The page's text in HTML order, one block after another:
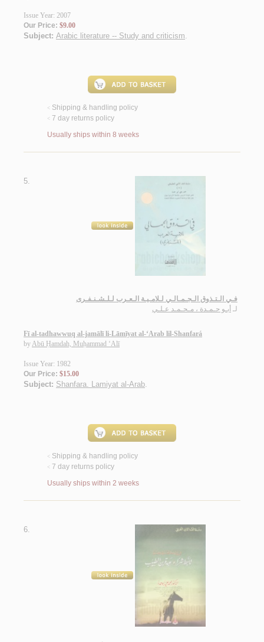
Issue Year: 2007
Our Price: $9.00
Subject: Arabic literature -- Study and criticism.
< Shipping & handling policy
< 7 day returns policy
Usually ships within 8 weeks
5.
فـي الـتـذوق الـجـمـالـي لـلامـيـة الـعـرب لـلـشـنـفـرى
لـ أبـو حـمـدة ، مـحـمـد عـلـي
Fī al-tadhawwuq al-jamālī li-Lāmīyat al-‘Arab lil-Shanfará
byAbū Ḥamdah, Muḥammad ‘Alī
Issue Year: 1982
Our Price: $15.00
Subject: Shanfara. Lamiyat al-Arab.
< Shipping & handling policy
< 7 day returns policy
Usually ships within 2 weeks
6.